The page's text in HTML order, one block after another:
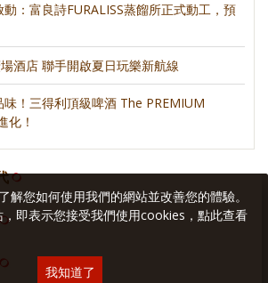
：富良詩FURALISS蒸餾所正式動工，預
酒店 聯手開啟夏日玩樂新航線
！三得利頂級啤酒 The PREMIUM
化！
解您如何使用我們的網站並改善您的體驗。
即表示您接受我們使用cookies，點此查看
我知道了